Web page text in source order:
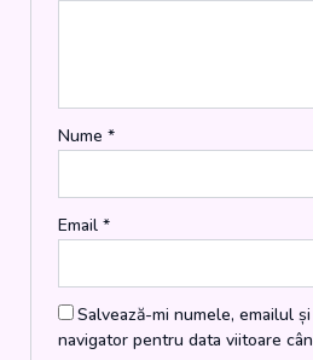
Nume *
Email *
Salvează-mi numele, emailul
navigator pentru data viitoare